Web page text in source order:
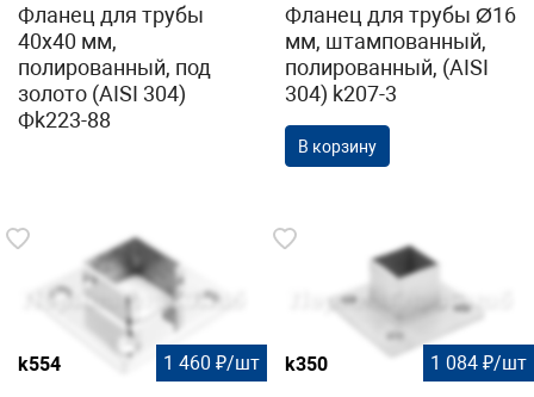
Фланец для трубы
40х40 мм,
полированный, под
золото (AISI 304)
Фk223-88
Фланец для трубы Ø16
мм, штампованный,
полированный, (AISI
304) k207-3
В корзину
k554 1 460 ₽/шт k350 1 084 ₽/шт